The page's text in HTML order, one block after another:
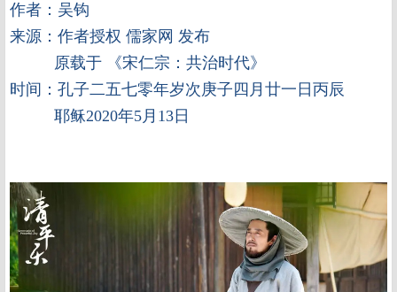
作者：吴钩
来源：作者授权 儒家网 发布
原载于 《宋仁宗：共治时代》
时间：孔子二五七零年岁次庚子四月廿一日丙辰
耶稣2020年5月13日